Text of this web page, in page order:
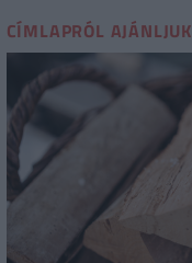
CÍMLAPRÓL AJÁNLJUK